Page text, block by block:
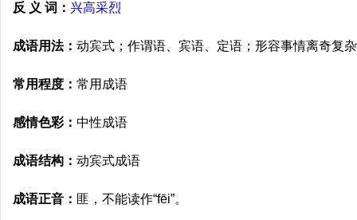
反 义 词： 兴高采烈
成语用法： 动宾式；作谓语、宾语、定语；形容事情离奇复杂
常用程度： 常用成语
感情色彩： 中性成语
成语结构： 动宾式成语
成语正音： 匪，不能读作“fēi”。